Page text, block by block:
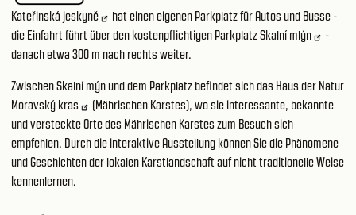
Kateřinská jeskyně
hat einen eigenen Parkplatz für Autos und Busse -
die Einfahrt führt über den kostenpflichtigen ParkplatzSkalní mlýn
-
danach etwa 300 m nach rechts weiter.
Zwischen Skalní mýn und dem Parkplatz befindet sich das Haus der Natur
Moravský kras
(Mährischen Karstes), wo sie interessante, bekannte
und versteckte Orte des Mährischen Karstes zum Besuch sich
empfehlen. Durch die interaktive Ausstellung können Sie die Phänomene
und Geschichten der lokalen Karstlandschaft auf nicht traditionelle Weise
kennenlernen.